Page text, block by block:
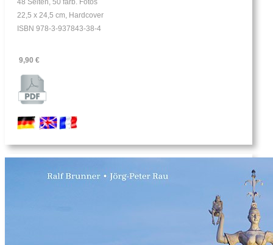
48 Seiten, 50 farb. Fotos
22,5 x 24,5 cm, Hardcover
ISBN 978-3-937843-38-4
9,90 €